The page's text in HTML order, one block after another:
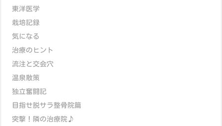
東洋医学
栽培記録
気になる
治療のヒント
流注と交会穴
温泉散策
独立奮闘記
目指せ脱サラ整骨院篇
突撃！隣の治療院♪